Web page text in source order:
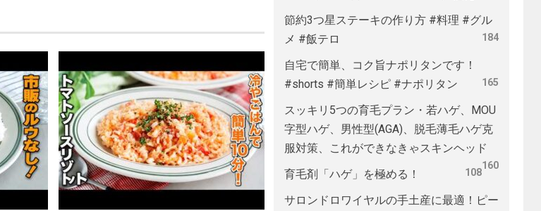
節約3つ星ステーキの作り方 #料理 #グル
メ #飯テロ
184
自宅で簡単、コク旨ナポリタンです！
#shorts #簡単レシピ #ナポリタン
165
スッキリ5つの育毛プラン・若ハゲ、MOU
字型ハゲ、男性型(AGA)、脱毛薄毛ハゲ克
服対策、これができなきゃスキンヘッド
160
育毛剤「ハゲ」を極める！ 108
サロンドロワイヤルの手土産に最適！ピー